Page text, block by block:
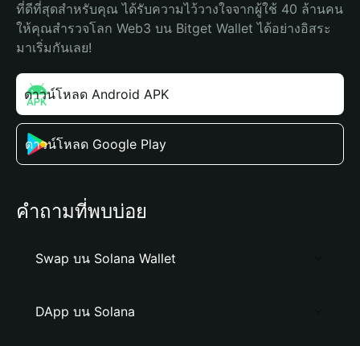
ที่ดีที่สุดสำหรับคุณ ได้รับความไว้วางใจจากผู้ใช้ 40 ล้านคน
ให้คุณสำรวจโลก Web3 บน Bitget Wallet ได้อย่างอิสระ
มาเริ่มกันเลย!
ดาวน์โหลด Android APK
ดาวน์โหลด Google Play
คำถามที่พบบ่อย
Swap บน Solana Wallet
DApp บน Solana